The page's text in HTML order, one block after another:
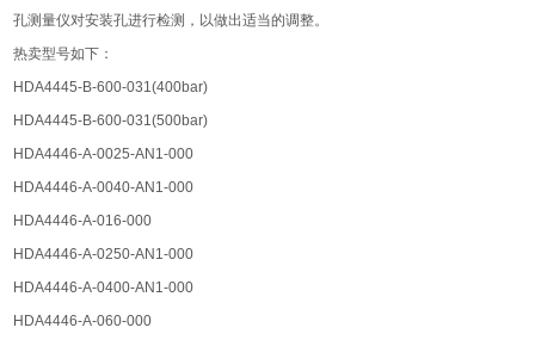
孔测量仪对安装孔进行检测，以做出适当的调整。
热卖型号如下：
HDA4445-B-600-031(400bar)
HDA4445-B-600-031(500bar)
HDA4446-A-0025-AN1-000
HDA4446-A-0040-AN1-000
HDA4446-A-016-000
HDA4446-A-0250-AN1-000
HDA4446-A-0400-AN1-000
HDA4446-A-060-000